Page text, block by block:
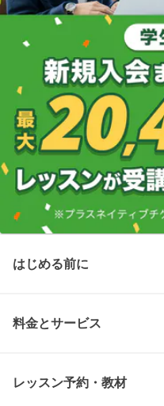
はじめる前に
料金とサービス
レッスン予約・教材